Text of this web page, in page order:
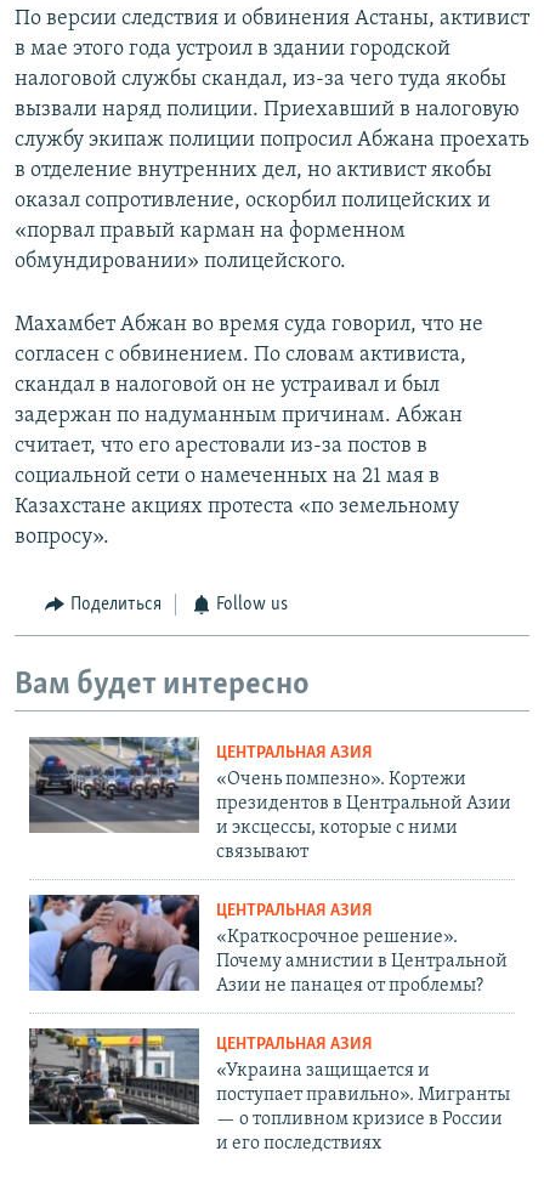
По версии следствия и обвинения Астаны, активист
в мае этого года устроил в здании городской
налоговой службы скандал, из-за чего туда якобы
вызвали наряд полиции. Приехавший в налоговую
службу экипаж полиции попросил Абжана проехать
в отделение внутренних дел, но активист якобы
оказал сопротивление, оскорбил полицейских и
«порвал правый карман на форменном
обмундировании» полицейского.
Махамбет Абжан во время суда говорил, что не
согласен с обвинением. По словам активиста,
скандал в налоговой он не устраивал и был
задержан по надуманным причинам. Абжан
считает, что его арестовали из-за постов в
социальной сети о намеченных на 21 мая в
Казахстане акциях протеста «по земельному
вопросу».
Поделиться Follow us
Вам будет интересно
ЦЕНТРАЛЬНАЯ АЗИЯ
«Очень помпезно». Кортежи
президентов в Центральной Азии
и эксцессы, которые с ними
связывают
ЦЕНТРАЛЬНАЯ АЗИЯ
«Краткосрочное решение».
Почему амнистии в Центральной
Азии не панацея от проблемы?
ЦЕНТРАЛЬНАЯ АЗИЯ
«Украина защищается и
поступает правильно». Мигранты
— о топливном кризисе в России
и его последствиях